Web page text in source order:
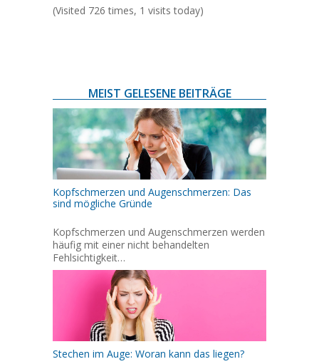
(Visited 726 times, 1 visits today)
MEIST GELESENE BEITRÄGE
Kopfschmerzen und Augenschmerzen: Das
sind mögliche Gründe
Kopfschmerzen und Augenschmerzen werden
häufig mit einer nicht behandelten
Fehlsichtigkeit…
Stechen im Auge: Woran kann das liegen?